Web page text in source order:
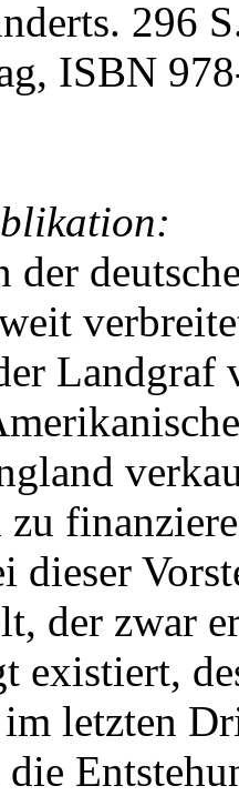
296
ISBN
der
Landgraf
zu
dieser
der zwar
existiert,
letzten
die